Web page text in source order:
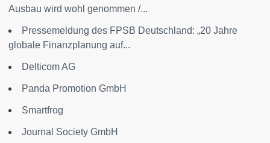
Ausbau wird wohl genommen /...
Pressemeldung des FPSB Deutschland: „20 Jahre
globale Finanzplanung auf...
Delticom AG
Panda Promotion GmbH
Smartfrog
Journal Society GmbH